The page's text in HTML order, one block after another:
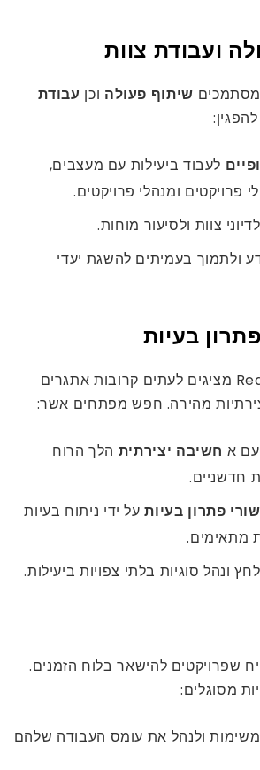
מסתמכים שיתוף פעולה וכן עבודת
לעבוד ביעילות עם מעצבים,
פרויקטים ומנהלי פרויקטים.
צוות ולסיעור מוחות.
ולתמוך בעמיתים להשגת יעדי
פרויקטים של ReactJS מציגים לעתים קרובות אתגרים
מהירה. חפש מפתחים אשר:
א חשיבה יצירתית הלך הרוח
חדשניים.
פתרון בעיות על ידי ניתוח בעיות
מתאימים.
ונהל סוגיות בלתי צפויות ביעילות.
שפרויקטים להישאר בלוח הזמנים.
מסוגלים:
ולנהל את עומס העבודה שלהם